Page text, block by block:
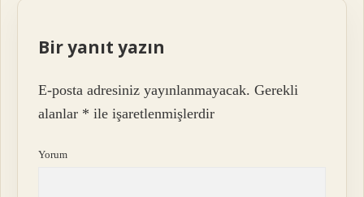
Bir yanıt yazın
E-posta adresiniz yayınlanmayacak. Gerekli
alanlar * ile işaretlenmişlerdir
Yorum